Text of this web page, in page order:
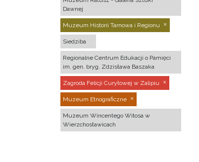
Dawnej
Muzeum Historii Tarnowa i Regionu
Siedziba
Regionalne Centrum Edukacji o Pamięci
im. gen. bryg. Zdzisława Baszaka
Zagroda Felicji Curyłowej w Zalipiu
Muzeum Etnograficzne
Muzeum Wincentego Witosa w
Wierzchosławicach